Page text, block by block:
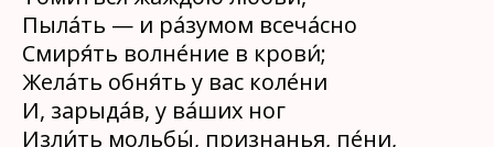
Пыла́ть — и ра́зумом всеча́сно
Смиря́ть волне́ние в крови́;
Жела́ть обня́ть у вас коле́ни
И, зарыда́в, у ва́ших ног
Изли́ть мольбы́, признанья, пе́ни,